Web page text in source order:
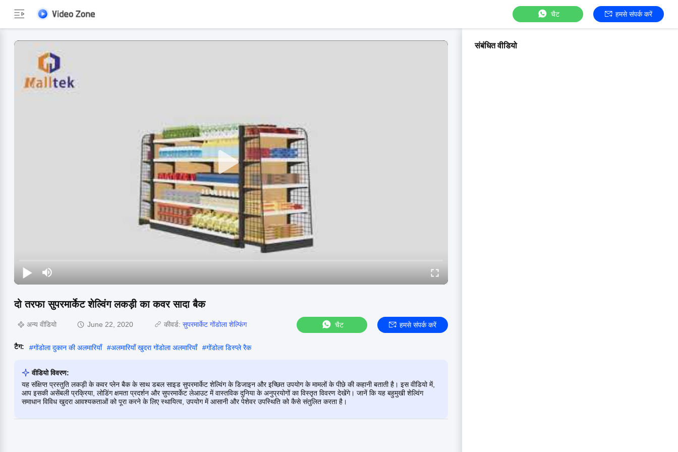
चैट हमसे संपर्क करें
दो तरफा सुपरमार्केट शेल्विंग लकड़ी का कवर सादा बैक
अन्य वीडियो June 22, 2020 कीवर्ड: सुपरमार्केट गोंडोला शेल्फिंग चैट हमसे संपर्क करें
टैग: #गोंडोला दुकान की अलमारियाँ #अलमारियाँ खुदरा गोंडोला अलमारियाँ #गोंडोला डिस्प्ले रैक
वीडियो विवरण:
यह संक्षिप्त प्रस्तुति लकड़ी के कवर प्लेन बैक के साथ डबल साइड सुपरमार्केट शेल्विंग के डिजाइन और इच्छित उपयोग के मामलों के पीछे की कहानी बताती है। इस वीडियो में,
आप इसकी असेंबली प्रक्रिया, लोडिंग क्षमता प्रदर्शन और सुपरमार्केट लेआउट में वास्तविक दुनिया के अनुप्रयोगों का विस्तृत विवरण देखेंगे। जानें कि यह बहुमुखी शेल्विंग
समाधान विविध खुदरा आवश्यकताओं को पूरा करने के लिए स्थायित्व, उपयोग में आसानी और पेशेवर उपस्थिति को कैसे संतुलित करता है।
संबंधित वीडियो